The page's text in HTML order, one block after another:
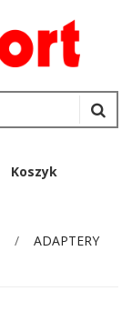
Koszyk
ADAPTERY